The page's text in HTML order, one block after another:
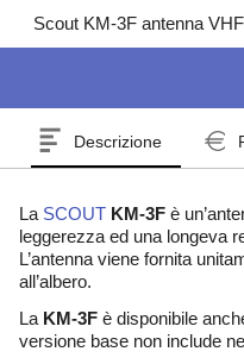
Scout KM-3F antenna
Descrizione
La SCOUT KM-3F è
leggerezza ed una longeva
L’antenna viene fornita
all’albero.
La KM-3F è disponibile
versione base non include